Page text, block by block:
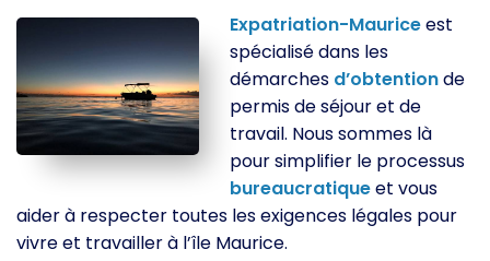
Expatriation-Mauriceest
spécialisé dans les
démarches d’obtentionde
permis de séjour et de
travail. Nous sommes là
pour simplifier le processus
bureaucratiqueet vous
aider à respecter toutes les exigences légales pour
vivre et travailler à l’île Maurice.